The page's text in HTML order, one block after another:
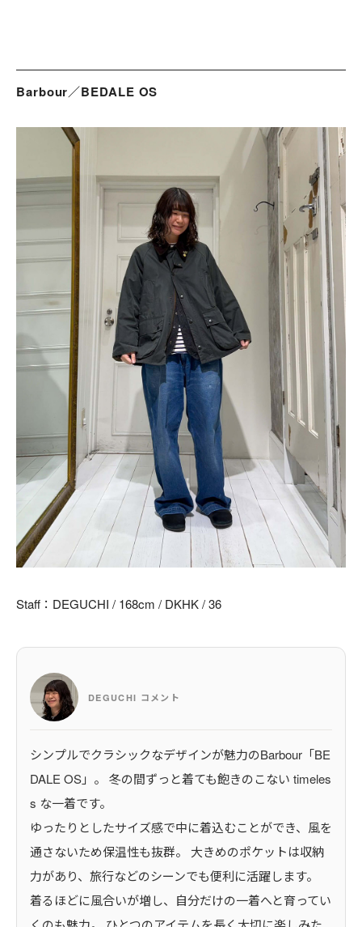
Barbour／BEDALE OS
Staff：DEGUCHI / 168cm / DKHK / 36
DEGUCHI コメント
シンプルでクラシックなデザインが魅力のBarbour「BE
DALE OS」。 冬の間ずっと着ても飽きのこない timeles
s な一着です。
ゆったりとしたサイズ感で中に着込むことができ、風を
通さないため保温性も抜群。 大きめのポケットは収納
力があり、旅行などのシーンでも便利に活躍します。
着るほどに風合いが増し、自分だけの一着へと育ってい